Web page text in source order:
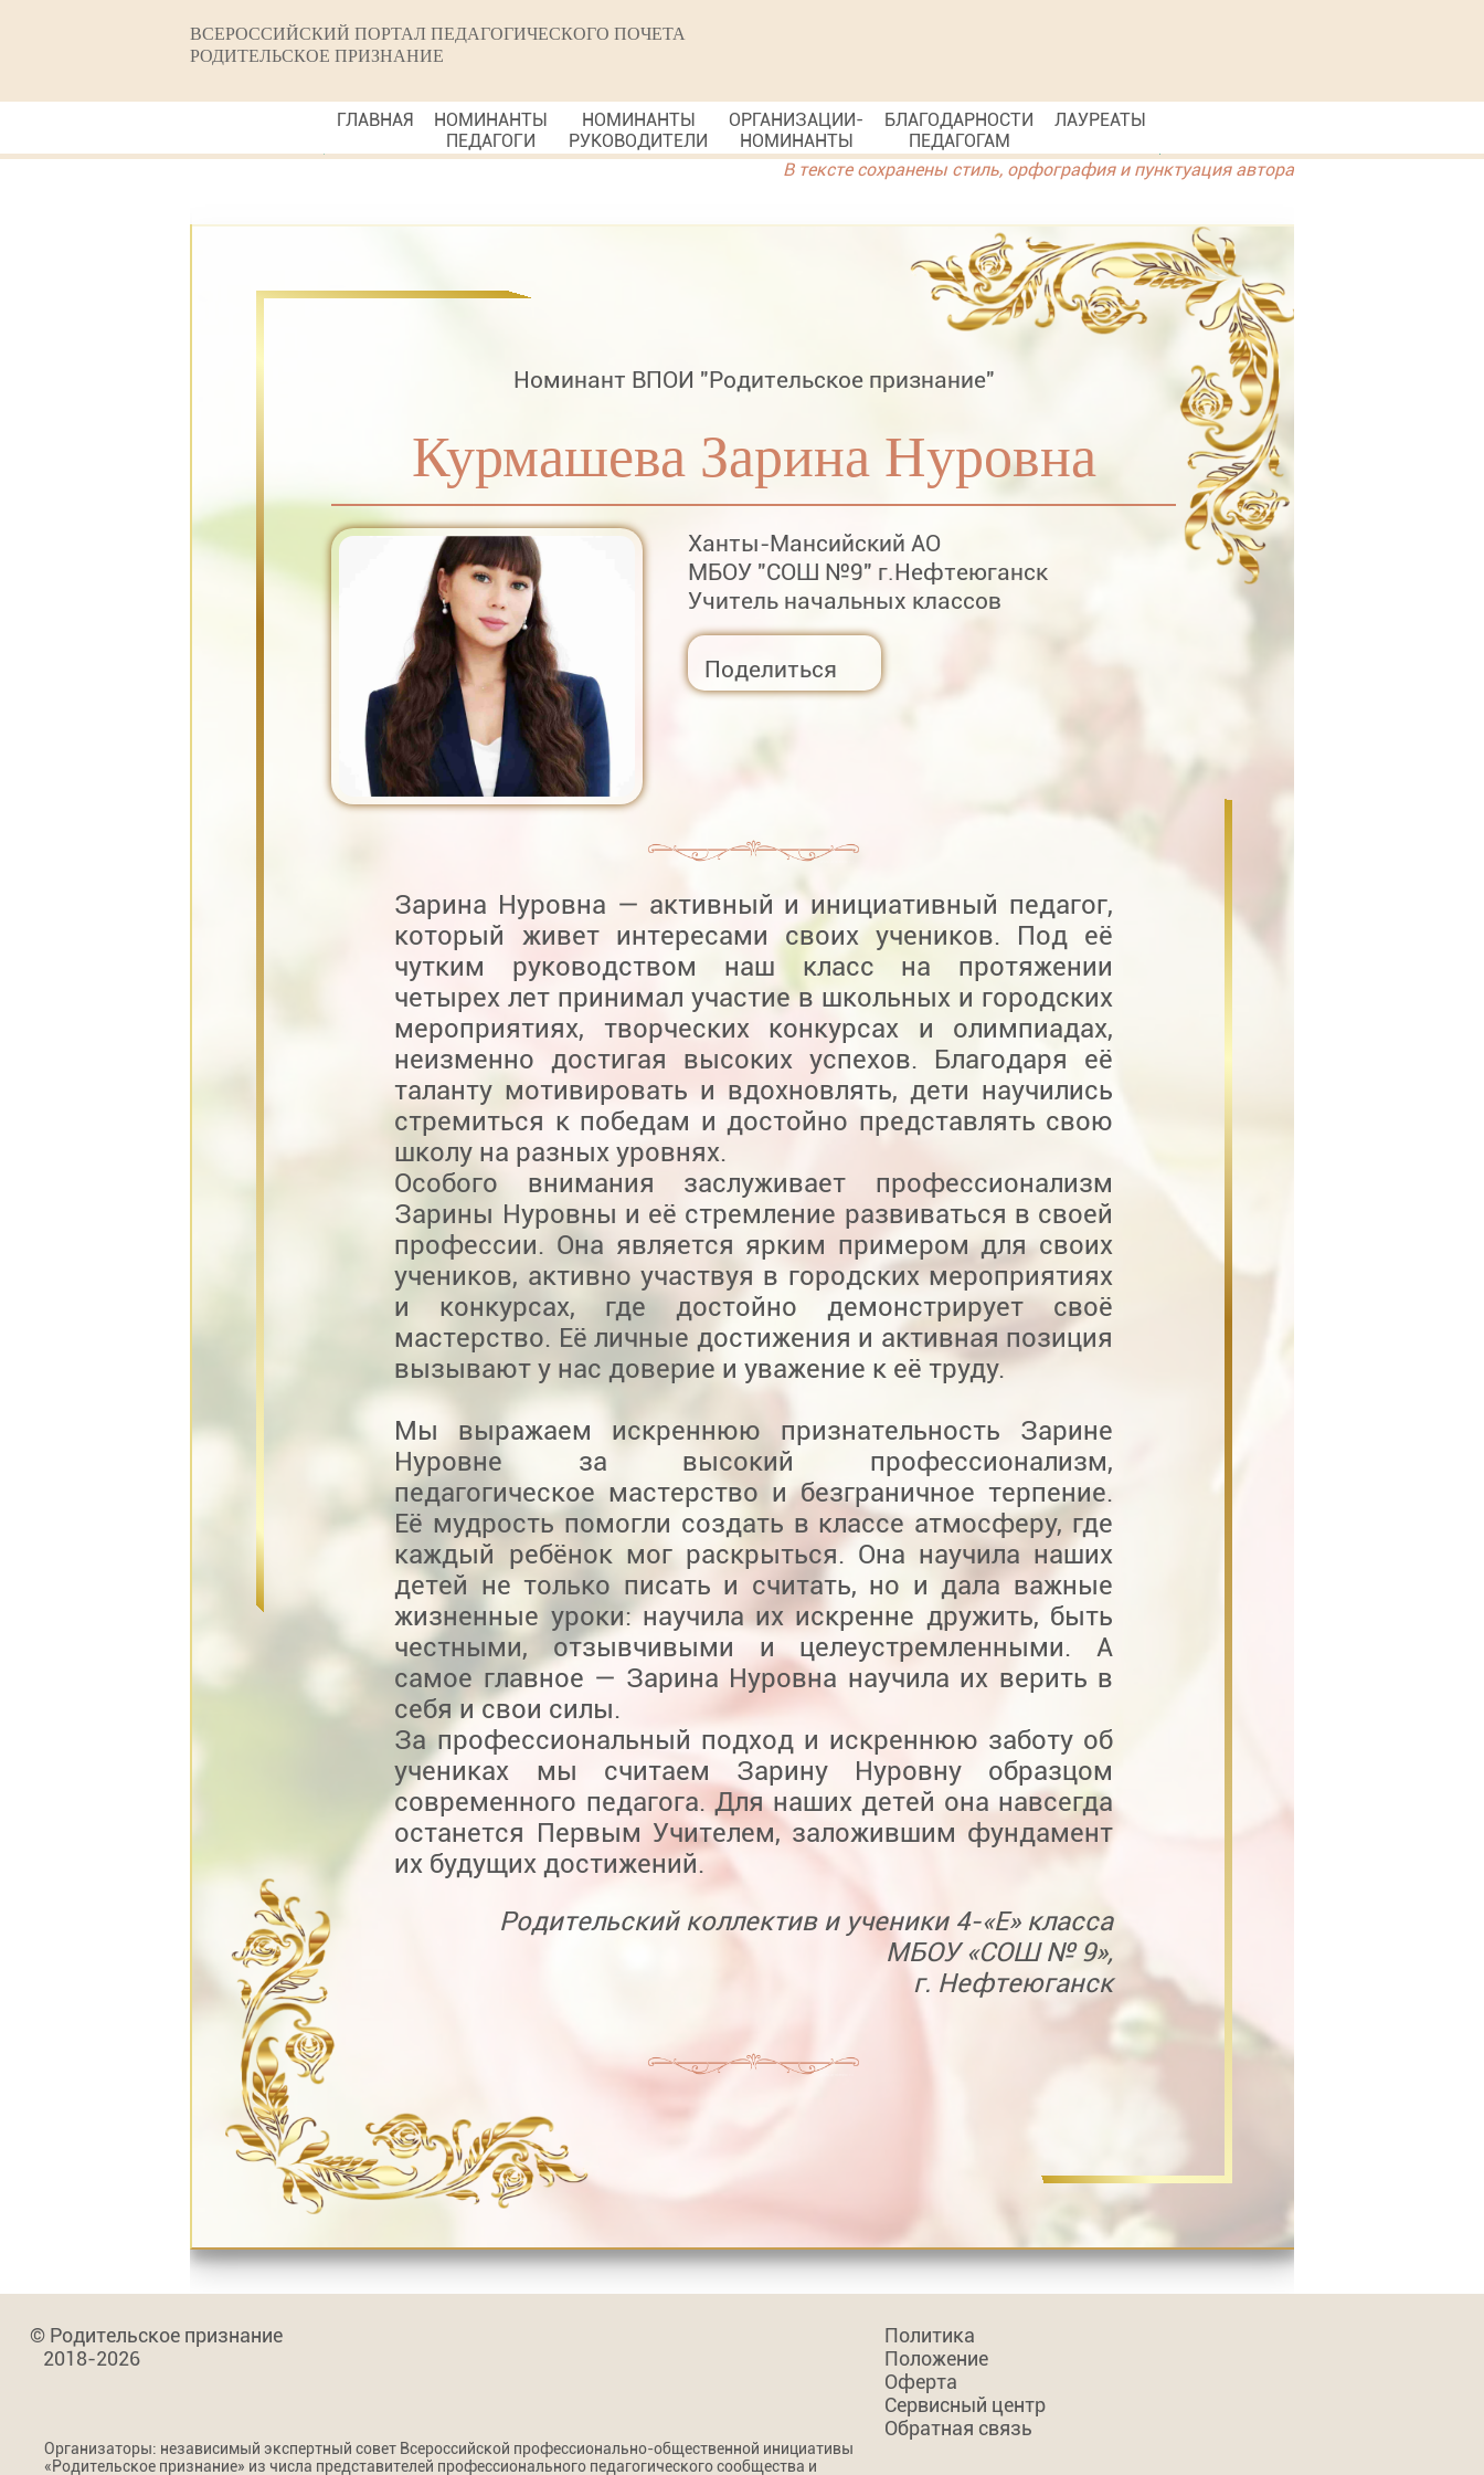
ВСЕРОССИЙСКИЙ ПОРТАЛ ПЕДАГОГИЧЕСКОГО ПОЧЕТА
РОДИТЕЛЬСКОЕ ПРИЗНАНИЕ
ГЛАВНАЯ
НОМИНАНТЫ
ПЕДАГОГИ
НОМИНАНТЫ
РУКОВОДИТЕЛИ
ОРГАНИЗАЦИИ-
НОМИНАНТЫ
БЛАГОДАРНОСТИ
ПЕДАГОГАМ
ЛАУРЕАТЫ
В тексте сохранены стиль, орфография и пунктуация автора
Номинант ВПОИ "Родительское признание"
Курмашева Зарина Нуровна
Ханты-Мансийский АО
МБОУ "СОШ №9" г.Нефтеюганск
Учитель начальных классов
Поделиться
Зарина Нуровна — активный и инициативный педагог,
который живет интересами своих учеников. Под её
чутким руководством наш класс на протяжении
четырех лет принимал участие в школьных и городских
мероприятиях, творческих конкурсах и олимпиадах,
неизменно достигая высоких успехов. Благодаря её
таланту мотивировать и вдохновлять, дети научились
стремиться к победам и достойно представлять свою
школу на разных уровнях.
Особого внимания заслуживает профессионализм
Зарины Нуровны и её стремление развиваться в своей
профессии. Она является ярким примером для своих
учеников, активно участвуя в городских мероприятиях
и конкурсах, где достойно демонстрирует своё
мастерство. Её личные достижения и активная позиция
вызывают у нас доверие и уважение к её труду.
Мы выражаем искреннюю признательность Зарине
Нуровне за высокий профессионализм,
педагогическое мастерство и безграничное терпение.
Её мудрость помогли создать в классе атмосферу, где
каждый ребёнок мог раскрыться. Она научила наших
детей не только писать и считать, но и дала важные
жизненные уроки: научила их искренне дружить, быть
честными, отзывчивыми и целеустремленными. А
самое главное — Зарина Нуровна научила их верить в
себя и свои силы.
За профессиональный подход и искреннюю заботу об
учениках мы считаем Зарину Нуровну образцом
современного педагога. Для наших детей она навсегда
останется Первым Учителем, заложившим фундамент
их будущих достижений.
Родительский коллектив и ученики 4-«Е» класса
МБОУ «СОШ № 9»,
г. Нефтеюганск
© Родительское признание
2018-2026
Политика
Положение
Оферта
Сервисный центр
Обратная связь
Организаторы: независимый экспертный совет Всероссийской профессионально-общественной инициативы
«Родительское признание» из числа представителей профессионального педагогического сообщества и